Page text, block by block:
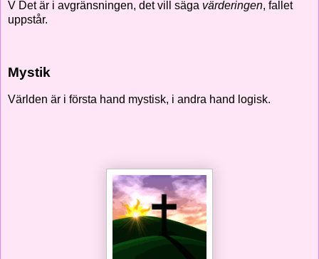
V Det är i avgränsningen, det vill säga värderingen, fallet
uppstår.
Mystik
Världen är i första hand mystisk, i andra hand logisk.